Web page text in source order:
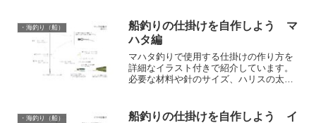
・海釣り（船）
船釣りの仕掛けを自作しよう マ
ハタ編
マハタ釣りで使用する仕掛けの作り方を
詳細なイラスト付きで紹介しています。
必要な材料や針のサイズ、ハリスの太
・海釣り（船）
船釣りの仕掛けを自作しよう イ